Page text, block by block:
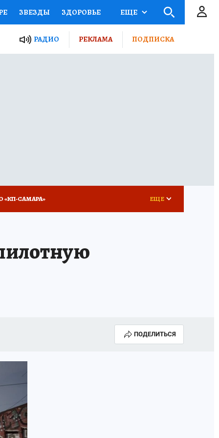
ЗВЕЗДЫ ЗДОРОВЬЕ
ПРОЕКТЫ РОССИИ
ЕЩЕ
РАДИО РЕКЛАМА ПОДПИСКА
«КП-САМАРА»
ДЕНЬ ПОБЕДЫ В САМАРЕ 2025
ЕЩЕ
ПОДЕЛИТЬСЯ